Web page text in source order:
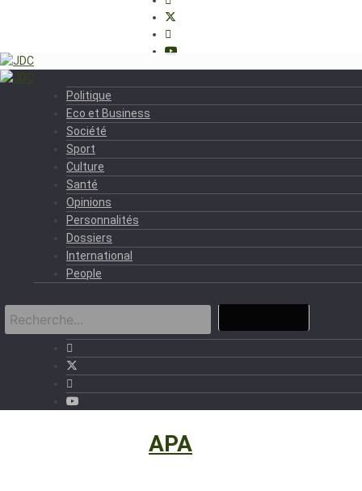
Politique
Eco et Business
Société
Sport
Culture
Santé
Opinions
Personnalités
Dossiers
International
People
APA